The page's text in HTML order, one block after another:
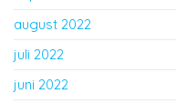
august 2022
juli 2022
juni 2022